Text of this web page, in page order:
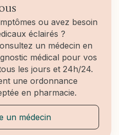
ou avez besoin
éclairés ?
un médecin en
médical pour vos
les jours et 24h/24.
une ordonnance
en pharmacie.
un médecin